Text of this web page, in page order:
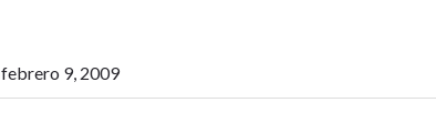
febrero 9, 2009